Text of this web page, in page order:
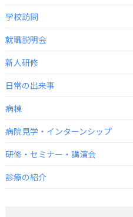
学校訪問
就職説明会
新人研修
日常の出来事
病棟
病院見学・インターンシップ
研修・セミナー・講演会
診療の紹介